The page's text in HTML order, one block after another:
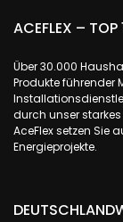
ACEFLEX – TOP
Über 30.000
Produkte führender
durch unser starkes
AceFlex setzen Sie
Energieprojekte.